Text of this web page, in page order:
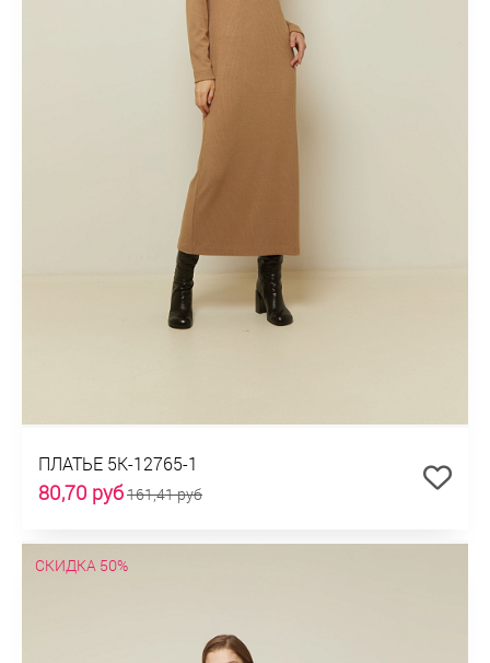
ПЛАТЬЕ 5К-12765-1
80,70 руб161,41 руб
СКИДКА 50%